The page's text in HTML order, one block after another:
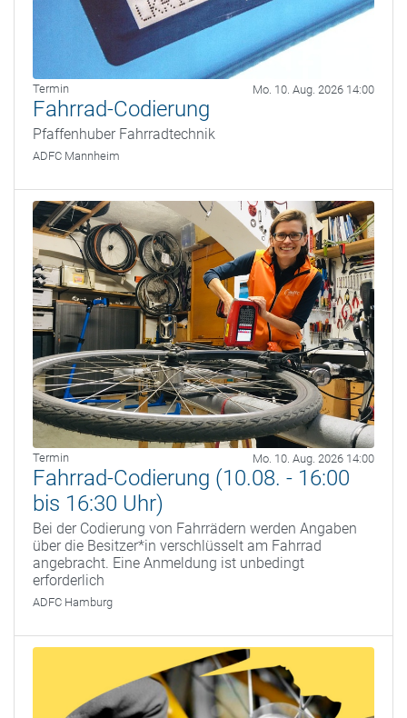
Termin Mo. 10. Aug. 2026 14:00
Fahrrad-Codierung
Pfaffenhuber Fahrradtechnik
ADFC Mannheim
Termin Mo. 10. Aug. 2026 14:00
Fahrrad-Codierung (10.08. - 16:00
bis 16:30 Uhr)
Bei der Codierung von Fahrrädern werden Angaben
über die Besitzer*in verschlüsselt am Fahrrad
angebracht. Eine Anmeldung ist unbedingt
erforderlich
ADFC Hamburg